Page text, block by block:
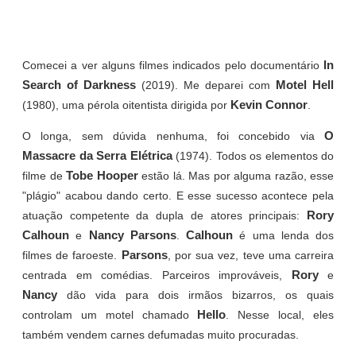
Comecei a ver alguns filmes indicados pelo documentário In
Search of Darkness (2019). Me deparei com Motel Hell
(1980), uma pérola oitentista dirigida por Kevin Connor
O longa, sem dúvida nenhuma, foi concebido via O
Massacre da Serra Elétrica(1974). Todos os elementos do
filme de Tobe Hooperestão lá. Mas por alguma razão, esse
"plágio" acabou dando certo. E esse sucesso acontece pela
atuação competente da dupla de atores principais:
Rory
Calhoun e Nancy Parsons. Calhoun é uma lenda dos
filmes de faroeste. Parsons, por sua vez, teve uma carreira
centrada em comédias. Parceiros improváveis, Rorye
Nancy dão vida para dois irmãos bizarros, os quais
controlam um motel chamado Hello . Nesse local, eles
também vendem carnes defumadas muito procuradas.